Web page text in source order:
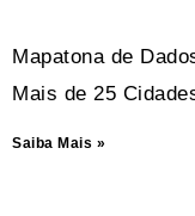
Mapatona de
Mais de 25
Saiba Mais »